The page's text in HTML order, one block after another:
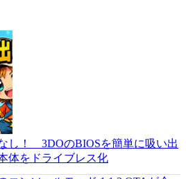
し！ 3DOのBIOSを簡単に吸い出
体をドライブレス化